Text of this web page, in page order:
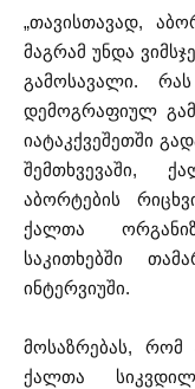
„თავისთავად,
მაგრამ უნდა
გამოსავალი.
დემოგრაფიულ
იატაკქვეშეთში
შემთხვევაში,
აბორტების
ქალთა
საკითხებში
ინტერვიუში.
მოსაზრებას, რომ
ქალთა